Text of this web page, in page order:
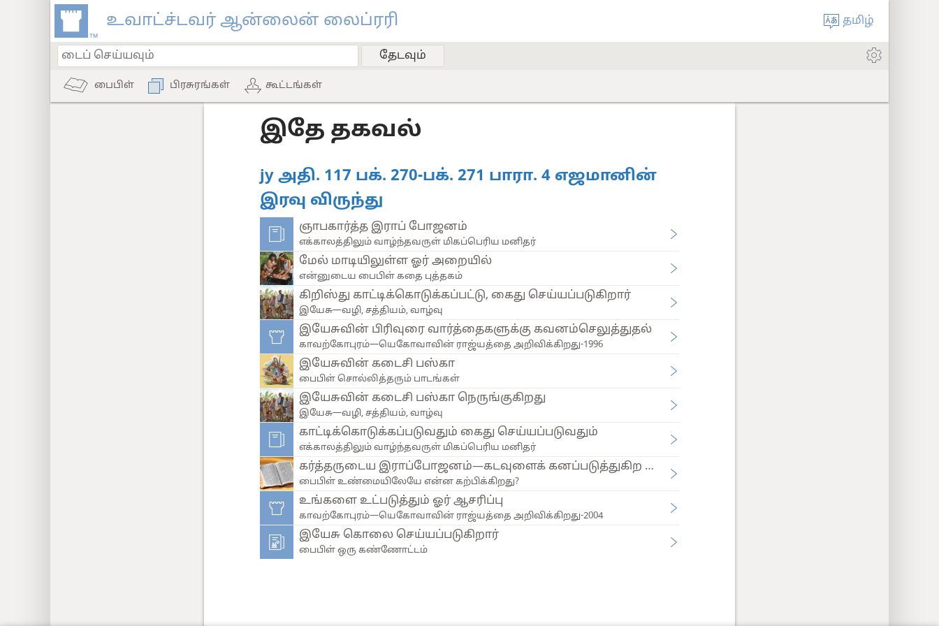
உவாட்ச்டவர் ஆன்லைன் லைப்ரரி தமிழ்
பைபிள் பிரசுரங்கள் கூட்டங்கள்
இதே தகவல்
jy அதி. 117 பக். 270-பக். 271 பாரா. 4 எஜமானின்
இரவு விருந்து
ஞாபகார்த்த இராப் போஜனம்
எக்காலத்திலும் வாழ்ந்தவருள் மிகப்பெரிய மனிதர்
மேல் மாடியிலுள்ள ஓர் அறையில்
என்னுடைய பைபிள் கதை புத்தகம்
கிறிஸ்து காட்டிக்கொடுக்கப்பட்டு, கைது செய்யப்படுகிறார்
இயேசு—வழி, சத்தியம், வாழ்வு
இயேசுவின் பிரிவுரை வார்த்தைகளுக்கு கவனம்செலுத்துதல்
காவற்கோபுரம்—யெகோவாவின் ராஜ்யத்தை அறிவிக்கிறது-1996
இயேசுவின் கடைசி பஸ்கா
பைபிள் சொல்லித்தரும் பாடங்கள்
இயேசுவின் கடைசி பஸ்கா நெருங்குகிறது
இயேசு—வழி, சத்தியம், வாழ்வு
காட்டிக்கொடுக்கப்படுவதும் கைது செய்யப்படுவதும்
எக்காலத்திலும் வாழ்ந்தவருள் மிகப்பெரிய மனிதர்
கர்த்தருடைய இராப்போஜனம்—கடவுளைக் கனப்படுத்துகிற ஓர் ஆசரிப்பு
பைபிள் உண்மையிலேயே என்ன கற்பிக்கிறது?
உங்களை உட்படுத்தும் ஓர் ஆசரிப்பு
காவற்கோபுரம்—யெகோவாவின் ராஜ்யத்தை அறிவிக்கிறது-2004
இயேசு கொலை செய்யப்படுகிறார்
பைபிள் ஒரு கண்ணோட்டம்